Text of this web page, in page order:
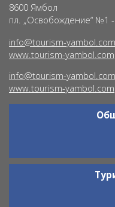
8600 Ямбол
пл. „Освобождение“ №1
info@tourism-yambol.com
www.tourism-yambol.com
info@tourism-yambol.com
www.tourism-yambol.com